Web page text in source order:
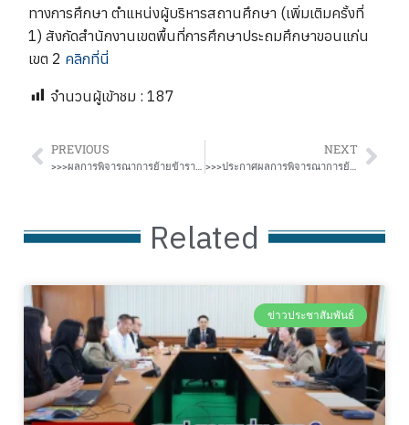
ทางการศึกษา ตำแหน่งผู้บริหารสถานศึกษา (เพิ่มเติมครั้งที่
1) สังกัดสำนักงานเขตพื้นที่การศึกษาประถมศึกษาขอนแก่น
เขต 2 คลิกที่นี่
จำนวนผู้เข้าชม : 187
PREVIOUS NEXT
>>>ประกาศผลการพิจารณาการย้ายพนักงานราชการประเภททั่วไป ตำแหน่งครูผู้สอน (กรณีปกติ) ประจำปี พ.ศ. 2568 สังกัดสำนักงานเขตพื้นที่การศึกษาประถมศึกษาขอนแก่น เขต 2
Related
ข่าวประชาสัมพันธ์